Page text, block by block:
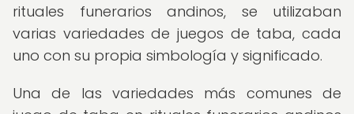
rituales funerarios andinos, se utilizaban
varias variedades de juegos de taba, cada
uno con su propia simbología y significado.
Una de las variedades más comunes de